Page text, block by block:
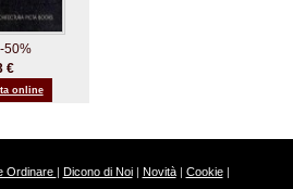
€
online
Ordinare | Dicono di Noi| Novità| Cookie|